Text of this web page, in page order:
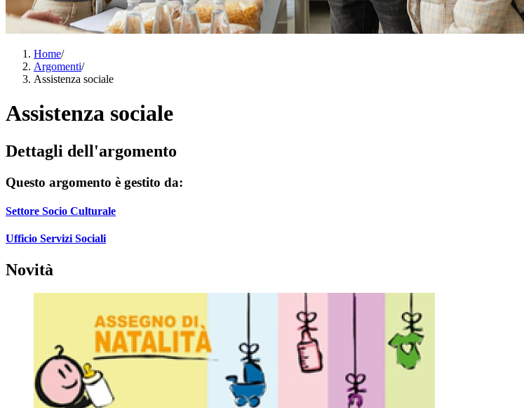
Home/
Argomenti/
Assistenza sociale
Assistenza sociale
Dettagli dell'argomento
Questo argomento è gestito da:
Settore Socio Culturale
Ufficio Servizi Sociali
Novità